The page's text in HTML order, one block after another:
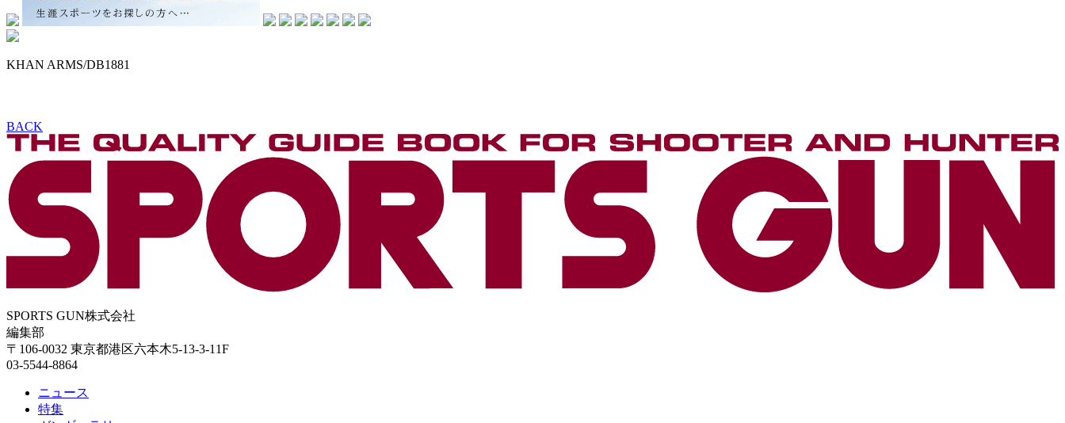
KHAN ARMS/DB1881
BACK
SPORTS GUN株式会社
編集部
〒106-0032 東京都港区六本木5-13-3-11F
03-5544-8864
ニュース
特集